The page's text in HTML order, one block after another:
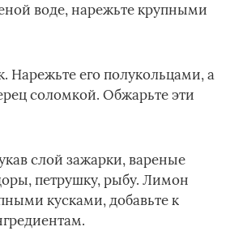
воде, нарежьте крупными
Нарежьте его полукольцами, а
соломкой. Обжарьте эти
слой зажарки, вареные
петрушку, рыбу. Лимон
кусками, добавьте к